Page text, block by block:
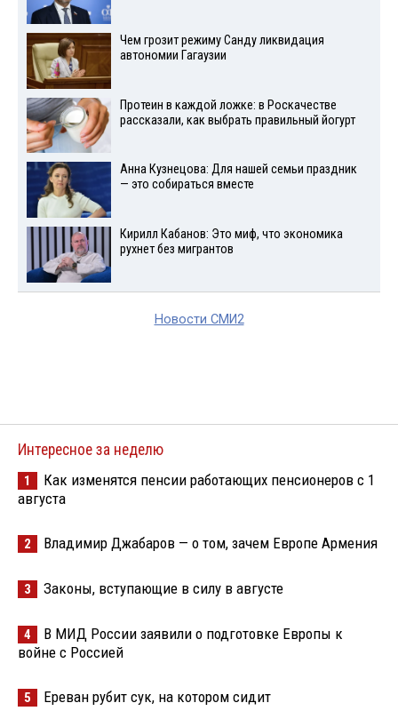
Чем грозит режиму Санду ликвидация
автономии Гагаузии
Протеин в каждой ложке: в Роскачестве
рассказали, как выбрать правильный йогурт
Анна Кузнецова: Для нашей семьи праздник
— это собираться вместе
Кирилл Кабанов: Это миф, что экономика
рухнет без мигрантов
Новости СМИ2
Интересное за неделю
1
Как изменятся пенсии работающих пенсионеров с 1
августа
2 Владимир Джабаров — о том, зачем Европе Армения
3 Законы, вступающие в силу в августе
4
В МИД России заявили о подготовке Европы к
войне с Россией
5 Ереван рубит сук, на котором сидит